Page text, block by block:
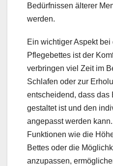
Bedürfnissen älterer
werden.
Ein wichtiger Aspekt
Pflegebettes ist der
verbringen viel Zeit im
Schlafen oder zur
entscheidend, dass das
gestaltet ist und den
angepasst werden
Funktionen wie die
Bettes oder die
anzupassen,